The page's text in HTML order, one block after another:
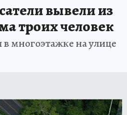
вывели из
троих человек
многоэтажке на улице